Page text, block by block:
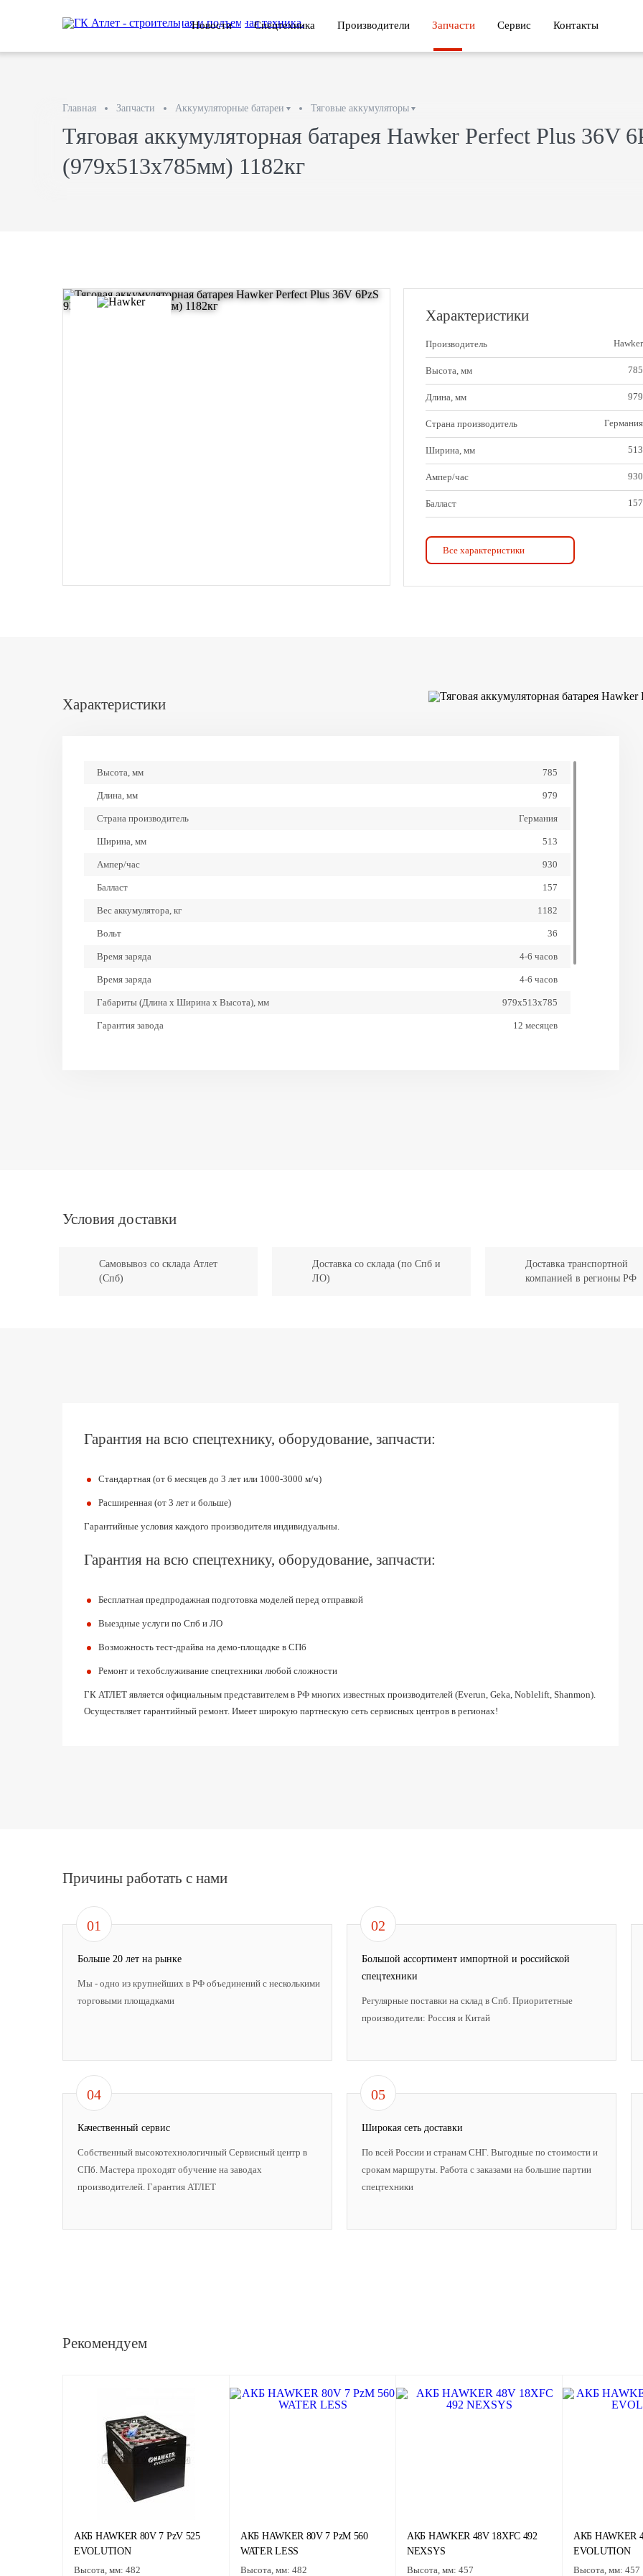
Новости Спецтехника Производители Запчасти Сервис Контакты
Главная Запчасти Аккумуляторные батареи Тяговые аккумуляторы
Тяговая аккумуляторная батарея Hawker Perfect Plus 36V
(979x513x785мм) 1182кг
Характеристики
Производитель Hawker
Высота, мм 785
Длина, мм 979
Страна производитель Германия
Ширина, мм 513
Ампер/час 930
Балласт 157
Вольт
Время заряда
Глубина разряда
Все характеристики
Характеристики
Высота, мм 785
Длина, мм 979
Страна производитель Германия
Ширина, мм 513
Ампер/час 930
Балласт 157
Вес аккумулятора, кг 1182
Вольт 36
Время заряда 4-6 часов
Время заряда 4-6 часов
Габариты (Длина х Ширина х Высота), мм 979x513x785
Гарантия завода 12 месяцев
Условия доставки
Самовывоз со склада Атлет
(Спб)
Доставка со склада (по Спб и
ЛО)
Доставка транспортной
компанией в регионы РФ
Гарантия на всю спецтехнику, оборудование, запчасти:
Стандартная (от 6 месяцев до 3 лет или 1000-3000 м/ч)
Расширенная (от 3 лет и больше)
Гарантийные условия каждого производителя индивидуальны.
Гарантия на всю спецтехнику, оборудование, запчасти:
Бесплатная предпродажная подготовка моделей перед отправкой
Выездные услуги по Спб и ЛО
Возможность тест-драйва на демо-площадке в СПб
Ремонт и техобслуживание спецтехники любой сложности
ГК АТЛЕТ является официальным представителем в РФ многих известных производителей (Everun, Geka, Noblelift, Shanmon).
Осуществляет гарантийный ремонт. Имеет широкую партнескую сеть сервисных центров в регионах!
Причины работать с нами
01
Больше 20 лет на рынке
Мы - одно из крупнейших в РФ объединений с несколькими
торговыми площадками
02
Большой ассортимент импортной и российской
спецтехники
Регулярные поставки на склад в Спб. Приоритетные
производители: Россия и Китай
04
Качественный сервис
Собственный высокотехнологичный Сервисный центр в
СПб. Мастера проходят обучение на заводах
производителей. Гарантия АТЛЕТ
05
Широкая сеть доставки
По всей России и странам СНГ. Выгодные по стоимости и
срокам маршруты. Работа с заказами на большие партии
спецтехники
Рекомендуем
АКБ HAWKER 80V 7 PzV 525
EVOLUTION
Высота, мм: 482
АКБ HAWKER 80V 7 PzM 560
WATER LESS
Высота, мм: 482
АКБ HAWKER 48V 18XFC 492
NEXSYS
Высота, мм: 457
АКБ HAWKER
EVOLUTION
Высота, мм: 457